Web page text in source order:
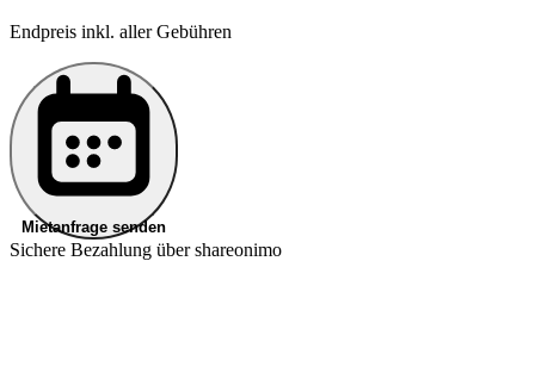
Endpreis inkl. aller Gebühren
Mietanfrage senden
Sichere Bezahlung über shareonimo